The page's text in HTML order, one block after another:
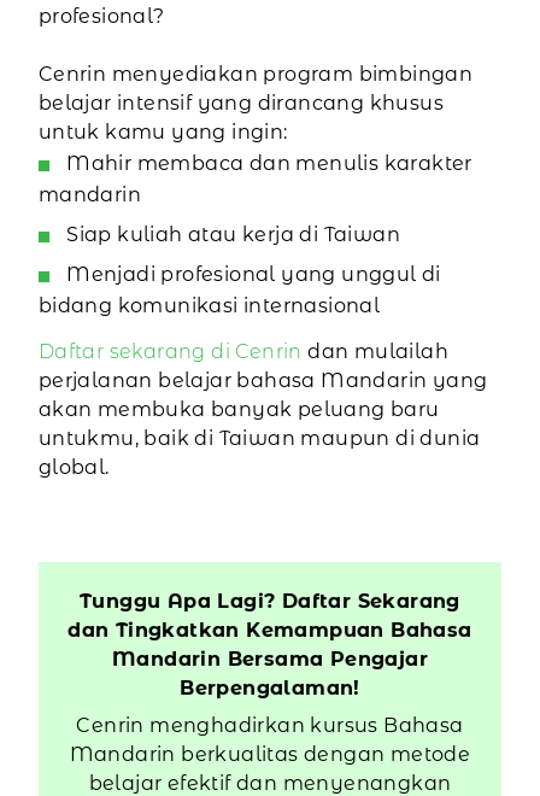
profesional?
Cenrin menyediakan program bimbingan
belajar intensif yang dirancang khusus
untuk kamu yang ingin:
Mahir membaca dan menulis karakter
mandarin
Siap kuliah atau kerja di Taiwan
Menjadi profesional yang unggul di
bidang komunikasi internasional
Daftar sekarang di Cenrin dan mulailah
perjalanan belajar bahasa Mandarin yang
akan membuka banyak peluang baru
untukmu, baik di Taiwan maupun di dunia
global.
Tunggu Apa Lagi? Daftar Sekarang
dan Tingkatkan Kemampuan Bahasa
Mandarin Bersama Pengajar
Berpengalaman!
Cenrin menghadirkan kursus Bahasa
Mandarin berkualitas dengan metode
belajar efektif dan menyenangkan